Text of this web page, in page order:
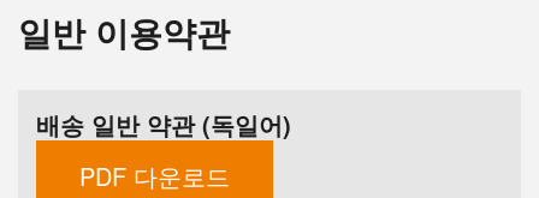
일반 이용약관
배송 일반 약관 (독일어)
PDF 다운로드